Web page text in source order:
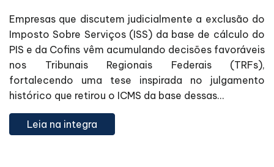
Empresas que discutem judicialmente a exclusão do
Imposto Sobre Serviços (ISS) da base de cálculo do
PIS e da Cofins vêm acumulando decisões favoráveis
nos Tribunais Regionais Federais (TRFs),
fortalecendo uma tese inspirada no julgamento
histórico que retirou o ICMS da base dessas...
Leia na integra